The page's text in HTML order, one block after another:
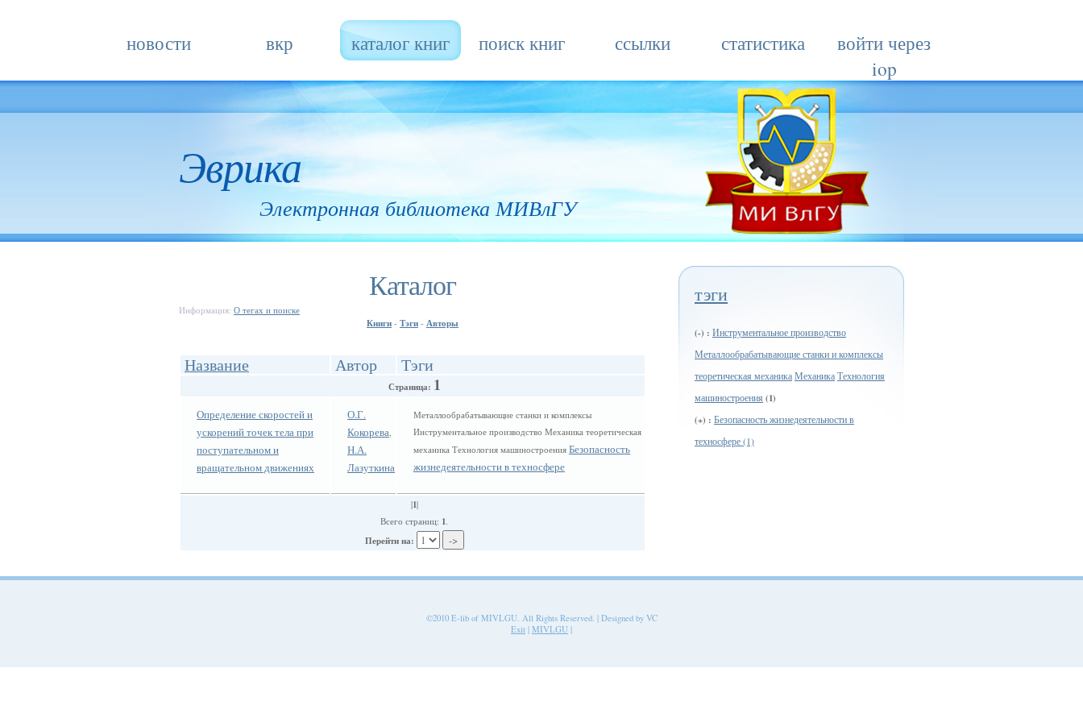
новости вкр каталог книг поиск книг ссылки статистика
войти через
iop
Эврика
Электронная библиотека МИВлГУ
Каталог
Информация: О тегах и поиске
Книги - Тэги - Авторы
Название Автор Тэги
Страница: 1
Определение скоростей и
ускорений точек тела при
поступательном и
вращательном движениях
О.Г.
Кокорева,
Н.А.
Лазуткина
Металлообрабатывающие станки и комплексы
Инструментальное производство Механика теоретическая
механика Технология машиностроения Безопасность
жизнедеятельности в техносфере
|1|
Всего страниц: 1.
Перейти на:
тэги
(-) : Инструментальное производство
Металлообрабатывающие станки и комплексы
теоретическая механикаМеханикаТехнология
машиностроения (1)
(+) : Безопасность жизнедеятельности в
техносфере (1)
©2010 E-lib of MIVLGU. All Rights Reserved. | Designed by VC
Exit | MIVLGU |